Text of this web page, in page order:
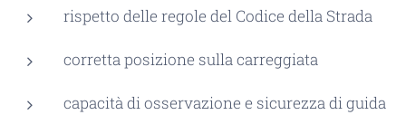
rispetto delle regole del Codice della Strada
corretta posizione sulla carreggiata
capacità di osservazione e sicurezza di guida